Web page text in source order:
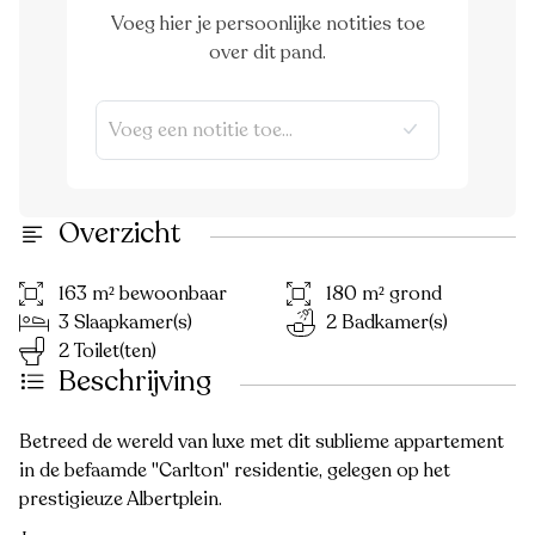
Voeg hier je persoonlijke notities toe
over dit pand.
Overzicht
163 m² bewoonbaar
180 m² grond
3 Slaapkamer(s)
2 Badkamer(s)
2 Toilet(ten)
Beschrijving
Betreed de wereld van luxe met dit sublieme appartement
in de befaamde "Carlton" residentie, gelegen op het
prestigieuze Albertplein.